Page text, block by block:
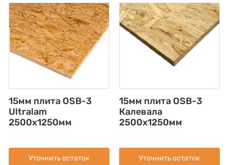
15мм плита OSB-3
Ultralam
2500x1250мм
Уточнить остаток
15мм плита OSB-3
Калевала
2500х1250мм
Уточнить остаток